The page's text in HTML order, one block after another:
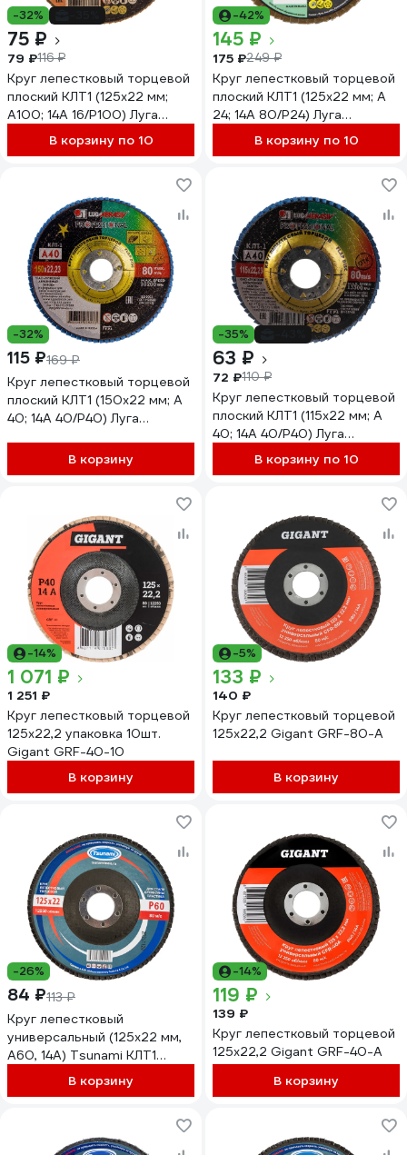
-32%
75 ₽
79 ₽116 ₽
Круг лепестковый торцевой
плоский КЛТ1 (125х22 мм;
А100; 14А 16/Р100) Луга
4603347337950
В корзину по 10
-42%
145 ₽
175 ₽249 ₽
Круг лепестковый торцевой
плоский КЛТ1 (125х22 мм; А
24; 14А 80/Р24) Луга
4603347338018
В корзину по 10
-32%
115 ₽169 ₽
Круг лепестковый торцевой
плоский КЛТ1 (150х22 мм; А
40; 14А 40/Р40) Луга
В корзину
-35%
63 ₽
72 ₽110 ₽
Круг лепестковый торцевой
плоский КЛТ1 (115х22 мм; А
40; 14А 40/Р40) Луга
4603347275658
В корзину по 10
-14%
1 071 ₽
1 251 ₽
Круг лепестковый торцевой
125x22,2 упаковка 10шт.
Gigant GRF-40-10
В корзину
-5%
133 ₽
140 ₽
Круг лепестковый торцевой
125x22,2 Gigant GRF-80-А
В корзину
-26%
84 ₽113 ₽
Круг лепестковый
универсальный (125х22 мм,
А60, 14А) Tsunami КЛТ1
D96100000012560
В корзину
-14%
119 ₽
139 ₽
Круг лепестковый торцевой
125x22,2 Gigant GRF-40-А
В корзину